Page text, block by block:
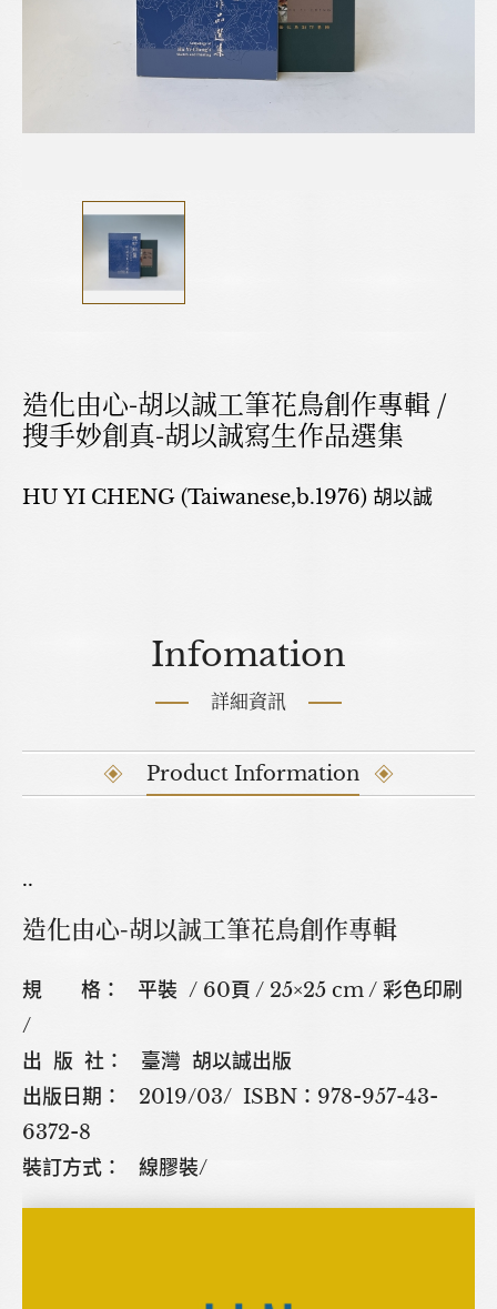
造化由心-胡以誠工筆花鳥創作專輯 /
搜手妙創真-胡以誠寫生作品選集
HU YI CHENG (Taiwanese,b.1976) 胡以誠
Infomation
詳細資訊
Product Information
..
造化由心-胡以誠工筆花鳥創作專輯
規 格： 平裝 / 60頁 / 25×25 cm / 彩色印刷
/
出 版 社： 臺灣 胡以誠出版
出版日期： 2019/03/ ISBN：978-957-43-
6372-8
裝訂方式： 線膠裝/